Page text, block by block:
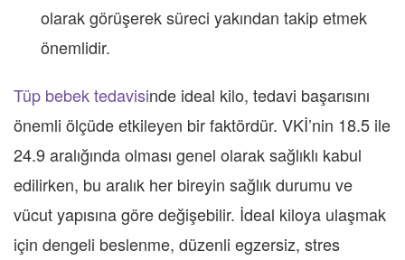
olarak görüşerek süreci yakından takip etmek
önemlidir.
Tüp bebek tedavisinde ideal kilo, tedavi başarısını
önemli ölçüde etkileyen bir faktördür. VKİ’nin 18.5 ile
24.9 aralığında olması genel olarak sağlıklı kabul
edilirken, bu aralık her bireyin sağlık durumu ve
vücut yapısına göre değişebilir. İdeal kiloya ulaşmak
için dengeli beslenme, düzenli egzersiz, stres